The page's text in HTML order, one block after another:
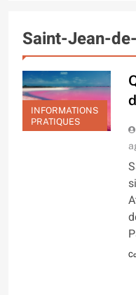
Saint-Jean-
INFORMATIONS
PRATIQUES